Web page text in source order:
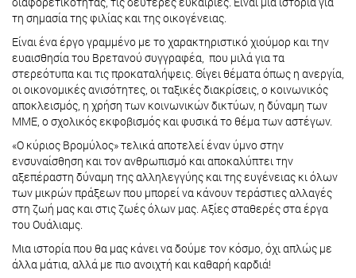
τη σημασία της φιλίας και της οικογένειας.
Είναι ένα έργο γραμμένο με το χαρακτηριστικό χιούμορ και την
ευαισθησία του Βρετανού συγγραφέα, που μιλά για τα
στερεότυπα και τις προκαταλήψεις. Θίγει θέματα όπως η ανεργία,
οι οικονομικές ανισότητες, οι ταξικές διακρίσεις, ο κοινωνικός
αποκλεισμός, η χρήση των κοινωνικών δικτύων, η δύναμη των
ΜΜΕ, ο σχολικός εκφοβισμός και φυσικά το θέμα των αστέγων.
«Ο κύριος Βρομύλος» τελικά αποτελεί έναν ύμνο στην
ενσυναίσθηση και τον ανθρωπισμό και αποκαλύπτει την
αξεπέραστη δύναμη της αλληλεγγύης και της ευγένειας κι όλων
των μικρών πράξεων που μπορεί να κάνουν τεράστιες αλλαγές
στη ζωή μας και στις ζωές όλων μας. Αξίες σταθερές στα έργα
του Ουάλιαμς.
Μια ιστορία που θα μας κάνει να δούμε τον κόσμο, όχι απλώς με
άλλα μάτια, αλλά με πιο ανοιχτή και καθαρή καρδιά!